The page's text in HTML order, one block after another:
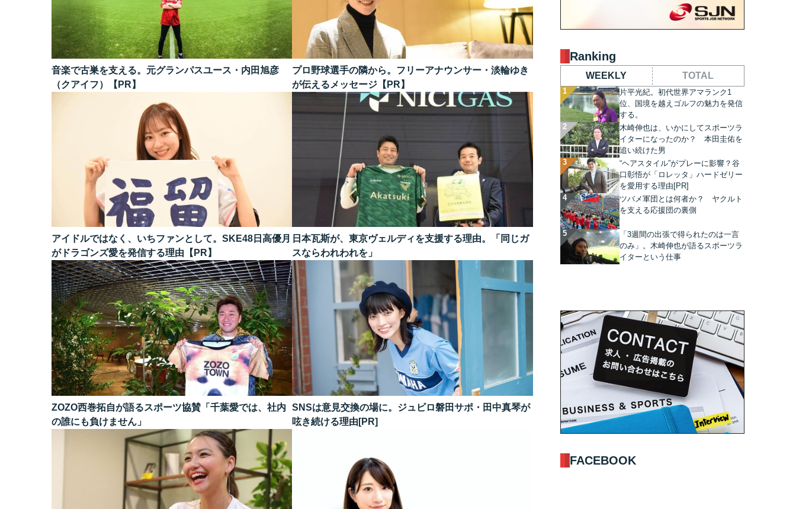
音楽で古巣を支える。元グランパスユース・内田旭彦
（クアイフ）【PR】
プロ野球選手の隣から。フリーアナウンサー・淡輪ゆき
が伝えるメッセージ【PR】
アイドルではなく、いちファンとして。SKE48日高優月
がドラゴンズ愛を発信する理由【PR】
日本瓦斯が、東京ヴェルディを支援する理由。「同じガ
スならわれわれを」
ZOZO西巻拓自が語るスポーツ協賛「千葉愛では、社内
の誰にも負けません」
SNSは意見交換の場に。ジュビロ磐田サポ・田中真琴が
呟き続ける理由[PR]
Ranking
WEEKLY TOTAL
片平光紀。初代世界アマランク1
位、国境を越えゴルフの魅力を発信
する。
木崎伸也は、いかにしてスポーツラ
イターになったのか？ 本田圭佑を
追い続けた男
“ヘアスタイル”がプレーに影響？谷
口彰悟が「ロレッタ」ハードゼリー
を愛用する理由[PR]
ツバメ軍団とは何者か？ ヤクルト
を支える応援団の裏側
「3週間の出張で得られたのは一言
のみ」。木崎伸也が語るスポーツラ
イターという仕事
FACEBOOK